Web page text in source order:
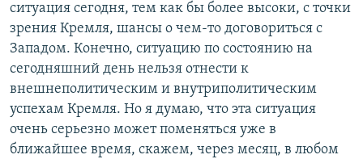
ситуация сегодня, тем как бы более высоки, с точки
зрения Кремля, шансы о чем-то договориться с
Западом. Конечно, ситуацию по состоянию на
сегодняшний день нельзя отнести к
внешнеполитическим и внутриполитическим
успехам Кремля. Но я думаю, что эта ситуация
очень серьезно может поменяться уже в
ближайшее время, скажем, через месяц, в любом